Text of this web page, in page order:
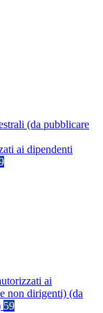
(da pubblicare
ai dipendenti
ai
non dirigenti) (da
59